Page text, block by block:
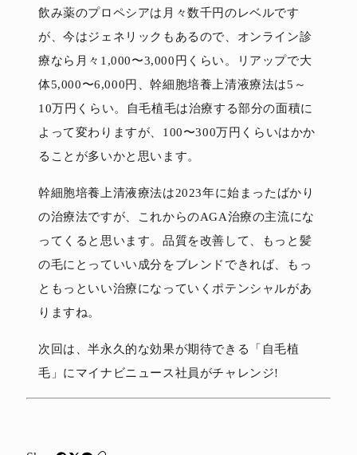
飲み薬のプロペシアは月々数千円のレベルです
が、今はジェネリックもあるので、オンライン診
療なら月々1,000〜3,000円くらい。リアップで大
体5,000〜6,000円、幹細胞培養上清液療法は5～
10万円くらい。自毛植毛は治療する部分の面積に
よって変わりますが、100〜300万円くらいはかか
ることが多いかと思います。
幹細胞培養上清液療法は2023年に始まったばかり
の治療法ですが、これからのAGA治療の主流にな
ってくると思います。品質を改善して、もっと髪
の毛にとっていい成分をブレンドできれば、もっ
ともっといい治療になっていくポテンシャルがあ
りますね。
次回は、半永久的な効果が期待できる「自毛植
毛」にマイナビニュース社員がチャレンジ!